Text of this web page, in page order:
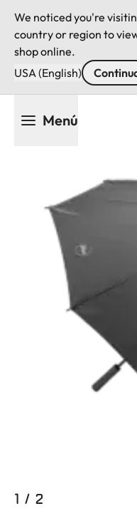
We noticed you're
country or region to
shop online.
USA (English)
Menú
1 / 2